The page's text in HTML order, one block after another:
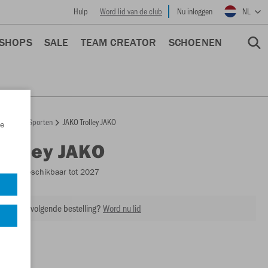
Hulp Word lid van de club Nu inloggen NL
SALE TEAM CREATOR SCHOENEN
Sporten JAKO Trolley JAKO
Trolley JAKO
- Beschikbaar tot 2027
op je volgende bestelling?Word nu lid